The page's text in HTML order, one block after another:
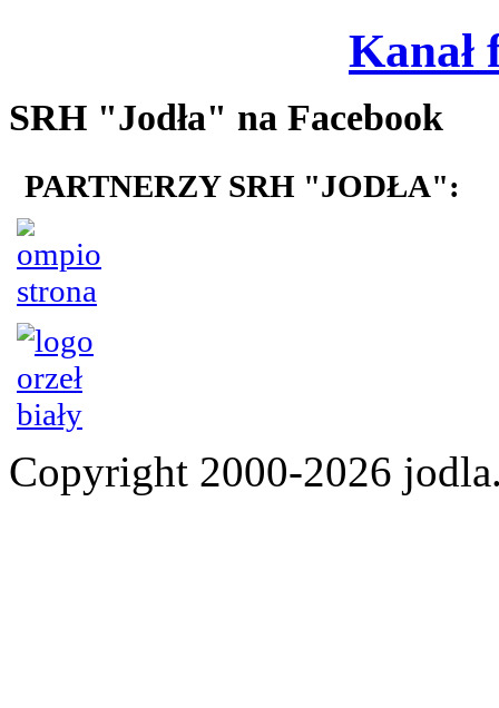
SRH "Jodła" na Facebook
PARTNERZY SRH "JODŁA":
Copyright 2000-2026